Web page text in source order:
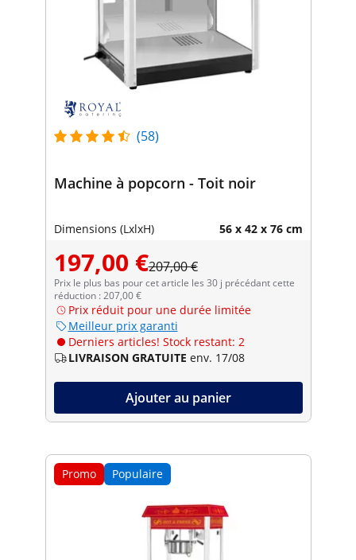
(58)
Machine à popcorn - Toit noir
Dimensions (LxlxH) 56 x 42 x 76 cm
197,00 €207,00 €
Prix le plus bas pour cet article les 30 j précédant cette
réduction : 207,00 €
Prix réduit pour une durée limitée
Meilleur prix garanti
Derniers articles! Stock restant: 2
LIVRAISON GRATUITE env. 17/08
Ajouter au panier
Promo Populaire